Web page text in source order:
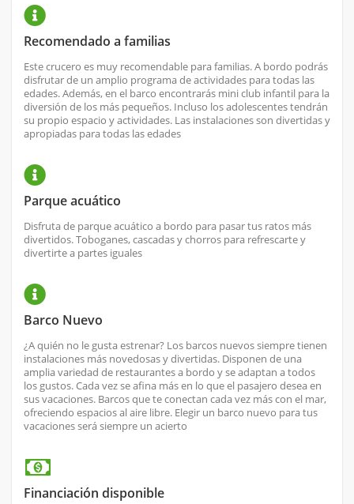
Recomendado a familias
Este crucero es muy recomendable para familias. A bordo podrás
disfrutar de un amplio programa de actividades para todas las
edades. Además, en el barco encontrarás mini club infantil para la
diversión de los más pequeños. Incluso los adolescentes tendrán
su propio espacio y actividades. Las instalaciones son divertidas y
apropiadas para todas las edades
Parque acuático
Disfruta de parque acuático a bordo para pasar tus ratos más
divertidos. Toboganes, cascadas y chorros para refrescarte y
divertirte a partes iguales
Barco Nuevo
¿A quién no le gusta estrenar? Los barcos nuevos siempre tienen
instalaciones más novedosas y divertidas. Disponen de una
amplia variedad de restaurantes a bordo y se adaptan a todos
los gustos. Cada vez se afina más en lo que el pasajero desea en
sus vacaciones. Barcos que te conectan cada vez más con el mar,
ofreciendo espacios al aire libre. Elegir un barco nuevo para tus
vacaciones será siempre un acierto
Financiación disponible